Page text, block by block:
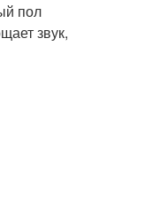
пол
звук,